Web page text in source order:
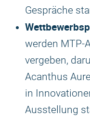
Gespräche
werden MTP-
vergeben,
Acanthus
in
Ausstellung